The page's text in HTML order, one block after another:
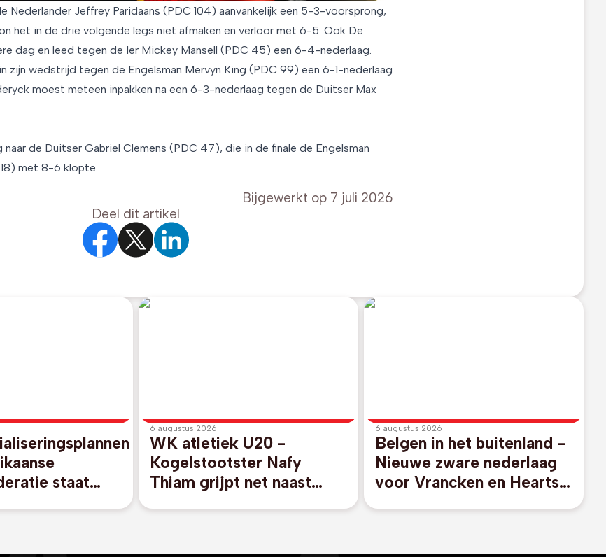
Nederlander Jeffrey Paridaans (PDC 104) aanvankelijk een 5-3-voorsprong,
het in de drie volgende legs niet afmaken en verloor met 6-5. Ook De
dag en leed tegen de Ier Mickey Mansell (PDC 45) een 6-4-nederlaag.
zijn wedstrijd tegen de Engelsman Mervyn King (PDC 99) een 6-1-nederlaag
moest meteen inpakken na een 6-3-nederlaag tegen de Duitser Max
de Duitser Gabriel Clemens (PDC 47), die in de finale de Engelsman
met 8-6 klopte.
Bijgewerkt op 7 juli 2026
Deel dit artikel
staat
6 augustus 2026
WK atletiek U20 -
Kogelstootster Nafy
Thiam grijpt net naast
6 augustus 2026
Belgen in het buitenland -
Nieuwe zware nederlaag
voor Vrancken en Hearts,